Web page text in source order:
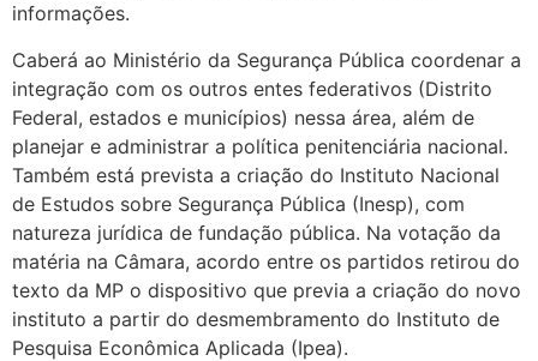
informações.
Caberá ao Ministério da Segurança Pública coordenar a
integração com os outros entes federativos (Distrito
Federal, estados e municípios) nessa área, além de
planejar e administrar a política penitenciária nacional.
Também está prevista a criação do Instituto Nacional
de Estudos sobre Segurança Pública (Inesp), com
natureza jurídica de fundação pública. Na votação da
matéria na Câmara, acordo entre os partidos retirou do
texto da MP o dispositivo que previa a criação do novo
instituto a partir do desmembramento do Instituto de
Pesquisa Econômica Aplicada (Ipea).